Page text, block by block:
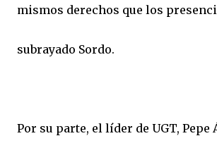
mismos derechos que los
subrayado Sordo.
Por su parte, el líder de UGT, Pepe